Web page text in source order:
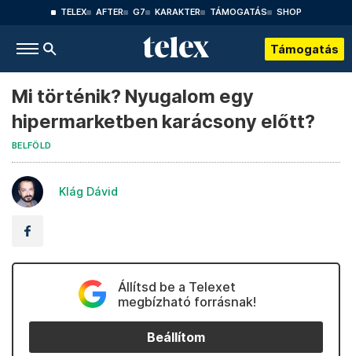
TELEX AFTER G7 KARAKTER TÁMOGATÁS SHOP
Támogatás
Mi történik? Nyugalom egy
hipermarketben karácsony előtt?
BELFÖLD
Klág Dávid
Állítsd be a Telexet
megbízható forrásnak!
Beállítom